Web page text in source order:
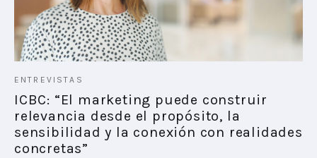
ENTREVISTAS
ICBC: “El marketing puede construir
relevancia desde el propósito, la
sensibilidad y la conexión con realidades
concretas”